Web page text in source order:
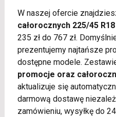
W naszej ofercie
całorocznych 225/45 R18
235 zł do 767 zł.
prezentujemy najtańsze
dostępne modele.
promocje oraz
aktualizuje się
darmową dostawę
zamówieniu, wysyłkę do